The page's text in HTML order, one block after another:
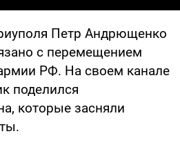
Петр Андрющенко
с перемещением
РФ. На своем канале
поделился
которые засняли